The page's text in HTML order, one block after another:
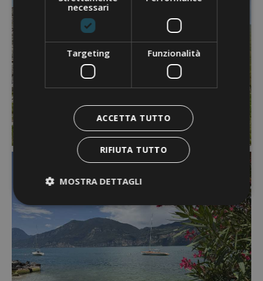
necessari
Targeting Funzionalità
ACCETTA TUTTO
RIFIUTA TUTTO
MOSTRA DETTAGLI